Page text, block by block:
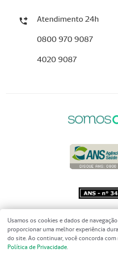
Atendimento 24h
0800 970 9087
4020 9087
Copyright 2001 -
Brasil - Todos os
Usamos os cookies e dados de
proporcionar uma melhor experiência
do site. Ao continuar, você concorda com
Política de Privacidade.